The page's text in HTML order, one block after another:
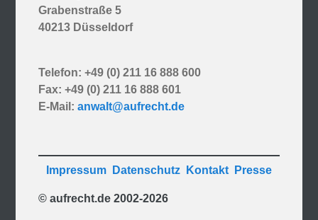
Grabenstraße 5
40213 Düsseldorf
Telefon: +49 (0) 211 16 888 600
Fax: +49 (0) 211 16 888 601
E-Mail:anwalt@aufrecht.de
© aufrecht.de 2002-2026
Impressum Datenschutz Kontakt Presse